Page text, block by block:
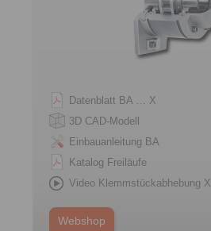
Datenblatt BA … X
3D CAD-Modell
Einbauanleitung BA
Katalog Freiläufe
Video Klemmstückabhebung X
Webshop